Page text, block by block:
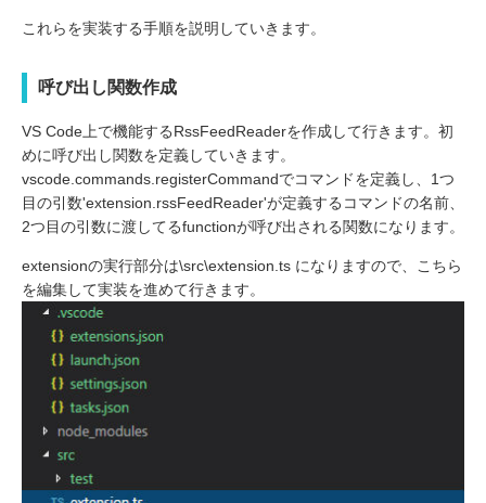
これらを実装する手順を説明していきます。
呼び出し関数作成
VS Code上で機能するRssFeedReaderを作成して行きます。初
めに呼び出し関数を定義していきます。
vscode.commands.registerCommandでコマンドを定義し、1つ
目の引数'extension.rssFeedReader'が定義するコマンドの名前、
2つ目の引数に渡してるfunctionが呼び出される関数になります。
extensionの実行部分は\src\extension.ts になりますので、こちら
を編集して実装を進めて行きます。